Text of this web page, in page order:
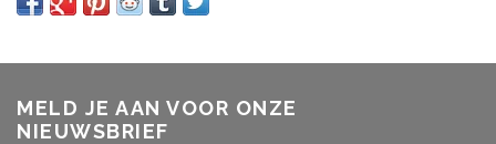
MELD JE AAN VOOR ONZE
NIEUWSBRIEF